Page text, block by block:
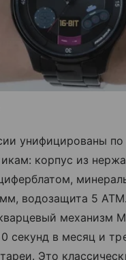
унифицированы
корпус из
водозащита 5
механизм
секунд в месяц и
Это